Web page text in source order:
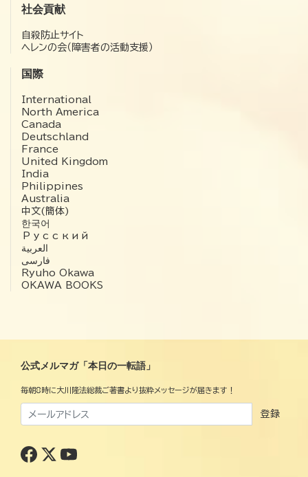
社会貢献
自殺防止サイト
ヘレンの会（障害者の活動支援）
国際
International
North America
Canada
Deutschland
France
United Kingdom
India
Philippines
Australia
中文(簡体)
한국어
Русский
العربية‏
فارسی
Ryuho Okawa
OKAWA BOOKS
公式メルマガ「本日の一転語」
毎朝8時に大川隆法総裁ご著書より抜粋メッセージが届きます！
登録